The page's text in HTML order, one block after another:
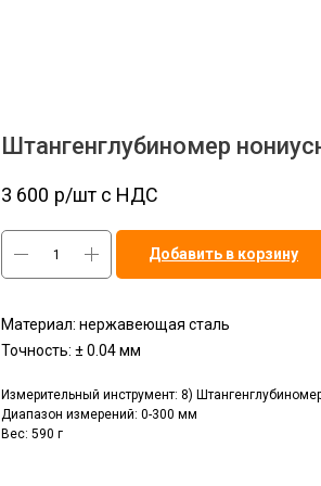
Штангенглубиномер
3 600 р/шт c НДС
Добавить в корзину
Материал: нержавеющая сталь
Точность: ± 0.04 мм
Измерительный инструмент: 8)
Диапазон измерений: 0-300 мм
Вес: 590 г